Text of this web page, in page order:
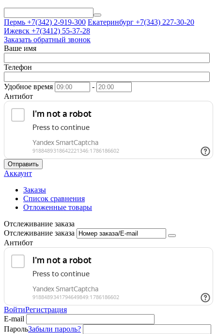
Пермь +7(342) 2-919-300 Екатеринбург +7(343) 227-30-20
Ижевск +7(3412) 55-37-28
Заказать обратный звонок
Ваше имя
Телефон
Удобное время
-
Антибот
Отправить
Аккаунт
Заказы
Список сравнения
Отложенные товары
Отслеживание заказа
Отслеживание заказа
Антибот
ВойтиРегистрация
E-mail
ПарольЗабыли пароль?